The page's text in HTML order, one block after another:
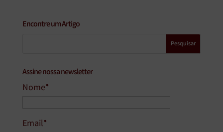
Encontre um Artigo
Assine nossa newsletter
Nome*
Email*